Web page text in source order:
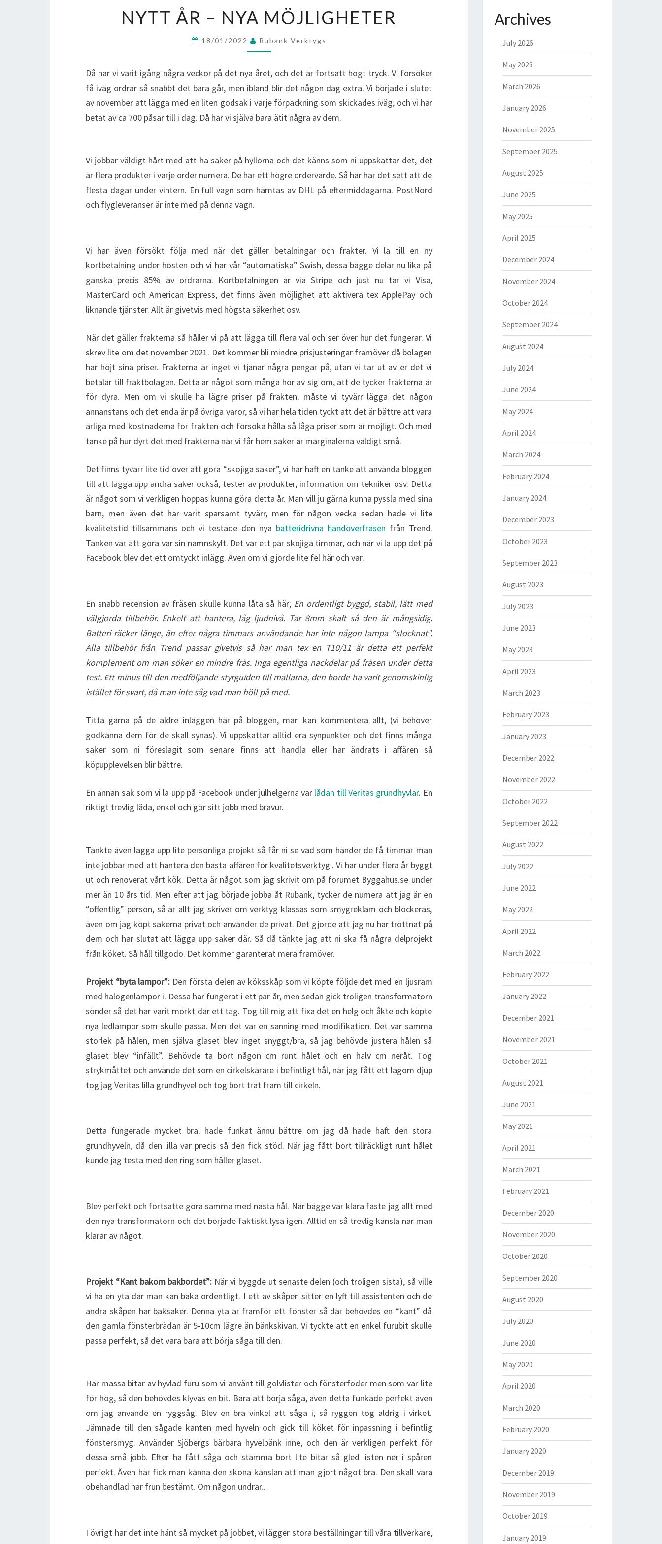
ÅR
NYTT ÅR – NYA MÖJLIGHETER
18/01/2022 Rubank Verktygs
Då har vi varit igång några veckor på det nya året, och det är fortsatt högt tryck. Vi försöker
få iväg ordrar så snabbt det bara går, men ibland blir det någon dag extra. Vi började i slutet
av november att lägga med en liten godsak i varje förpackning som skickades iväg, och vi har
betat av ca 700 påsar till i dag. Då har vi själva bara ätit några av dem.
Vi jobbar väldigt hårt med att ha saker på hyllorna och det känns som ni uppskattar det, det
är flera produkter i varje order numera. De har ett högre ordervärde. Så här har det sett att de
flesta dagar under vintern. En full vagn som hämtas av DHL på eftermiddagarna. PostNord
och flygleveranser är inte med på denna vagn.
Vi har även försökt följa med när det gäller betalningar och frakter. Vi la till en ny
kortbetalning under hösten och vi har vår “automatiska” Swish, dessa bägge delar nu lika på
ganska precis 85% av ordrarna. Kortbetalningen är via Stripe och just nu tar vi Visa,
MasterCard och American Express, det finns även möjlighet att aktivera tex ApplePay och
liknande tjänster. Allt är givetvis med högsta säkerhet osv.
När det gäller frakterna så håller vi på att lägga till flera val och ser över hur det fungerar. Vi
skrev lite om det november 2021. Det kommer bli mindre prisjusteringar framöver då bolagen
har höjt sina priser. Frakterna är inget vi tjänar några pengar på, utan vi tar ut av er det vi
betalar till fraktbolagen. Detta är något som många hör av sig om, att de tycker frakterna är
för dyra. Men om vi skulle ha lägre priser på frakten, måste vi tyvärr lägga det någon
annanstans och det enda är på övriga varor, så vi har hela tiden tyckt att det är bättre att vara
ärliga med kostnaderna för frakten och försöka hålla så låga priser som är möjligt. Och med
tanke på hur dyrt det med frakterna när vi får hem saker är marginalerna väldigt små.
Det finns tyvärr lite tid över att göra “skojiga saker”, vi har haft en tanke att använda bloggen
till att lägga upp andra saker också, tester av produkter, information om tekniker osv. Detta
är något som vi verkligen hoppas kunna göra detta år. Man vill ju gärna kunna pyssla med sina
barn, men även det har varit sparsamt tyvärr, men för någon vecka sedan hade vi lite
kvalitetstid tillsammans och vi testade den nya batteridrivna handöverfräsen från Trend.
Tanken var att göra var sin namnskylt. Det var ett par skojiga timmar, och när vi la upp det på
Facebook blev det ett omtyckt inlägg. Även om vi gjorde lite fel här och var.
En snabb recension av fräsen skulle kunna låta så här; En ordentligt byggd, stabil, lätt med
välgjorda tillbehör. Enkelt att hantera, låg ljudnivå. Tar 8mm skaft så den är mångsidig.
Batteri räcker länge, än efter några timmars användande har inte någon lampa “slocknat”.
Alla tillbehör från Trend passar givetvis så har man tex en T10/11 är detta ett perfekt
komplement om man söker en mindre fräs. Inga egentliga nackdelar på fräsen under detta
test. Ett minus till den medföljande styrguiden till mallarna, den borde ha varit genomskinlig
istället för svart, då man inte såg vad man höll på med.
Titta gärna på de äldre inläggen här på bloggen, man kan kommentera allt, (vi behöver
godkänna dem för de skall synas). Vi uppskattar alltid era synpunkter och det finns många
saker som ni föreslagit som senare finns att handla eller har ändrats i affären så
köpupplevelsen blir bättre.
En annan sak som vi la upp på Facebook under julhelgerna var lådan till Veritas grundhyvlar. En
riktigt trevlig låda, enkel och gör sitt jobb med bravur.
Tänkte även lägga upp lite personliga projekt så får ni se vad som händer de få timmar man
inte jobbar med att hantera den bästa affären för kvalitetsverktyg.. Vi har under flera år byggt
ut och renoverat vårt kök. Detta är något som jag skrivit om på forumet Byggahus.se under
mer än 10 års tid. Men efter att jag började jobba åt Rubank, tycker de numera att jag är en
“offentlig” person, så är allt jag skriver om verktyg klassas som smygreklam och blockeras,
även om jag köpt sakerna privat och använder de privat. Det gjorde att jag nu har tröttnat på
dem och har slutat att lägga upp saker där. Så då tänkte jag att ni ska få några delprojekt
från köket. Så håll tillgodo. Det kommer garanterat mera framöver.
Projekt “byta lampor”: Den första delen av köksskåp som vi köpte följde det med en ljusram
med halogenlampor i. Dessa har fungerat i ett par år, men sedan gick troligen transformatorn
sönder så det har varit mörkt där ett tag. Tog till mig att fixa det en helg och åkte och köpte
nya ledlampor som skulle passa. Men det var en sanning med modifikation. Det var samma
storlek på hålen, men själva glaset blev inget snyggt/bra, så jag behövde justera hålen så
glaset blev “infällt”. Behövde ta bort någon cm runt hålet och en halv cm neråt. Tog
strykmåttet och använde det som en cirkelskärare i befintligt hål, när jag fått ett lagom djup
tog jag Veritas lilla grundhyvel och tog bort trät fram till cirkeln.
Detta fungerade mycket bra, hade funkat ännu bättre om jag då hade haft den stora
grundhyveln, då den lilla var precis så den fick stöd. När jag fått bort tillräckligt runt hålet
kunde jag testa med den ring som håller glaset.
Blev perfekt och fortsatte göra samma med nästa hål. När bägge var klara fäste jag allt med
den nya transformatorn och det började faktiskt lysa igen. Alltid en så trevlig känsla när man
klarar av något.
Projekt “Kant bakom bakbordet”: När vi byggde ut senaste delen (och troligen sista), så ville
vi ha en yta där man kan baka ordentligt. I ett av skåpen sitter en lyft till assistenten och de
andra skåpen har baksaker. Denna yta är framför ett fönster så där behövdes en “kant” då
den gamla fönsterbrädan är 5-10cm lägre än bänkskivan. Vi tyckte att en enkel furubit skulle
passa perfekt, så det vara bara att börja såga till den.
Har massa bitar av hyvlad furu som vi använt till golvlister och fönsterfoder men som var lite
för hög, så den behövdes klyvas en bit. Bara att börja såga, även detta funkade perfekt även
om jag använde en ryggsåg. Blev en bra vinkel att såga i, så ryggen tog aldrig i virket.
Jämnade till den sågade kanten med hyveln och gick till köket för inpassning i befintlig
fönstersmyg. Använder Sjöbergs bärbara hyvelbänk inne, och den är verkligen perfekt för
dessa små jobb. Efter ha fått såga och stämma bort lite bitar så gled listen ner i spåren
perfekt. Även här fick man känna den sköna känslan att man gjort något bra. Den skall vara
obehandlad har frun bestämt. Om någon undrar..
I övrigt har det inte hänt så mycket på jobbet, vi lägger stora beställningar till våra tillverkare,
Archives
July 2026
May 2026
March 2026
January 2026
November 2025
September 2025
August 2025
June 2025
May 2025
April 2025
December 2024
November 2024
October 2024
September 2024
August 2024
July 2024
June 2024
May 2024
April 2024
March 2024
February 2024
January 2024
December 2023
October 2023
September 2023
August 2023
July 2023
June 2023
May 2023
April 2023
March 2023
February 2023
January 2023
December 2022
November 2022
October 2022
September 2022
August 2022
July 2022
June 2022
May 2022
April 2022
March 2022
February 2022
January 2022
December 2021
November 2021
October 2021
August 2021
June 2021
May 2021
April 2021
March 2021
February 2021
December 2020
November 2020
October 2020
September 2020
August 2020
July 2020
June 2020
May 2020
April 2020
March 2020
February 2020
January 2020
December 2019
November 2019
October 2019
January 2019